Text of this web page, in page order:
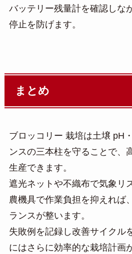
バッテリー残量計を確認しな
停止を防げます。
まとめ
ブロッコリー 栽培は土壌 pH
ンスの三本柱を守ることで、
生産できます。
遮光ネットや不織布で気象リ
農機具で作業負担を抑えれば
ランスが整います。
失敗例を記録し改善サイクル
にはさらに効率的な栽培計画